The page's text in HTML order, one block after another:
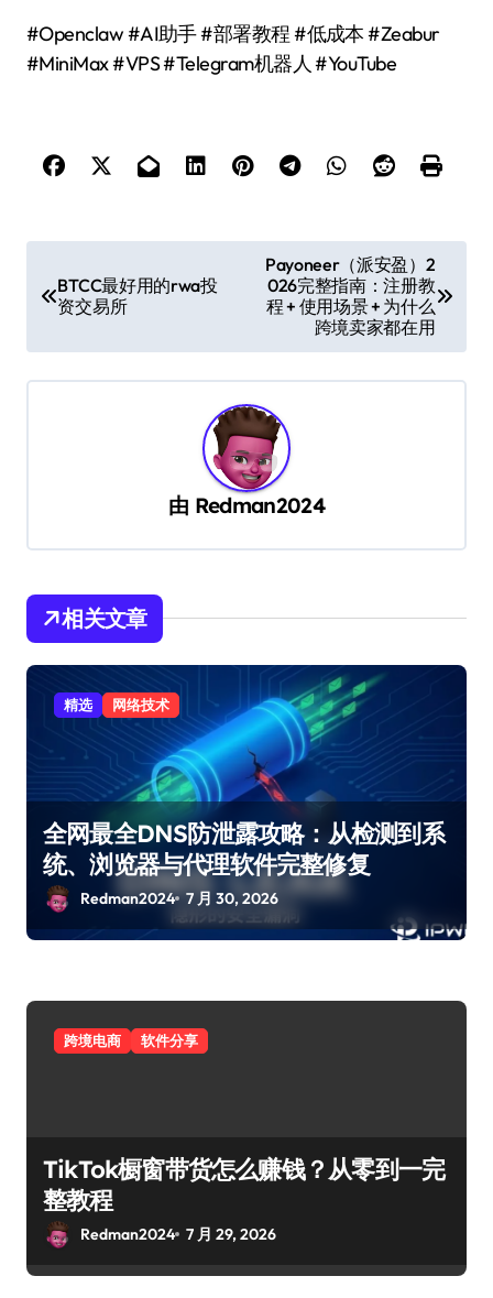
#Openclaw #AI助手 #部署教程 #低成本 #Zeabur
#MiniMax #VPS #Telegram机器人 #YouTube
章 BTCC最好用的rwa投
资交易所
Payoneer（派安盈）2
026完整指南：注册教
程 + 使用场景 + 为什么
跨境卖家都在用
由 Redman2024
相关文章
精选 网络技术
全网最全DNS防泄露攻略：从检测到系
统、浏览器与代理软件完整修复
Redman2024 7 月 30, 2026
跨境电商 软件分享
TikTok橱窗带货怎么赚钱？从零到一完
整教程
Redman2024 7 月 29, 2026